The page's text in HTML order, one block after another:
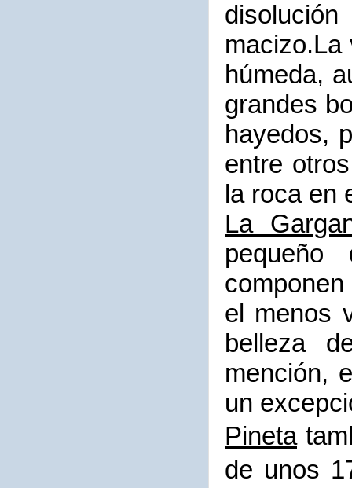
macizo.La
húmeda,
grandes
hayedos,
entre
la roca en
La
el menos
belleza
mención,
un
Pineta
de unos